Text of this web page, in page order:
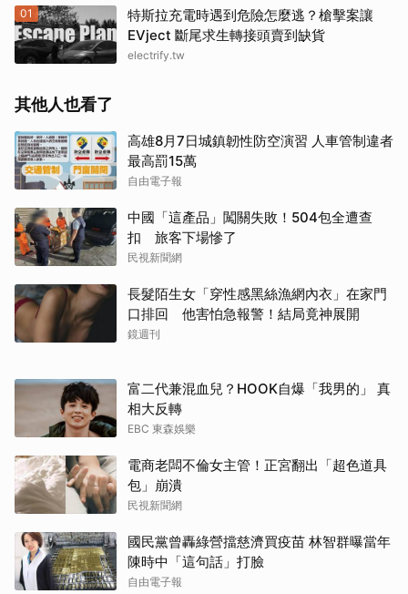
01
特斯拉充電時遇到危險怎麼逃？槍擊案讓
EVject 斷尾求生轉接頭賣到缺貨
electrify.tw
其他人也看了
高雄8月7日城鎮韌性防空演習 人車管制違者
最高罰15萬
自由電子報
中國「這產品」闖關失敗！504包全遭查
扣 旅客下場慘了
民視新聞網
長髮陌生女「穿性感黑絲漁網內衣」在家門
口排回 他害怕急報警！結局竟神展開
鏡週刊
富二代兼混血兒？HOOK自爆「我男的」 真
相大反轉
EBC 東森娛樂
電商老闆不倫女主管！正宮翻出「超色道具
包」崩潰
民視新聞網
國民黨曾轟綠營擋慈濟買疫苗 林智群曝當年
陳時中「這句話」打臉
自由電子報